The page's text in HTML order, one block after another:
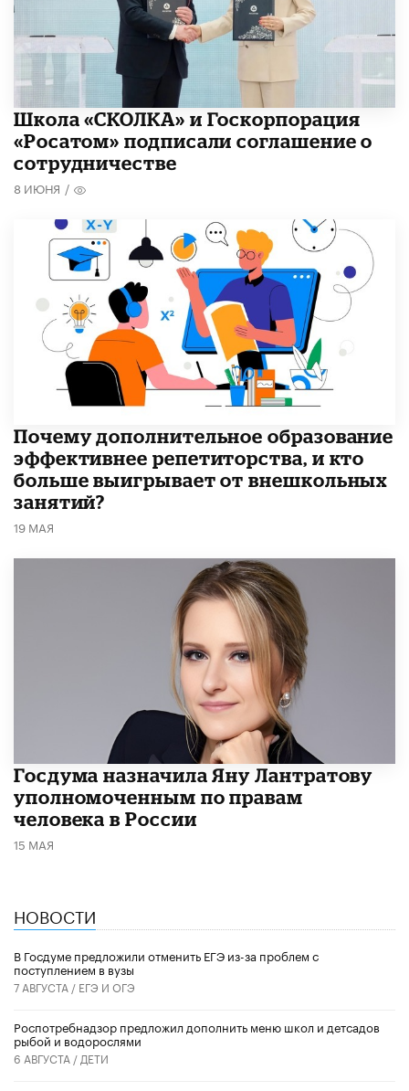
Школа «СКОЛКА» и Госкорпорация
«Росатом» подписали соглашение о
сотрудничестве
8 ИЮНЯ /
​Почему дополнительное образование
эффективнее репетиторства, и кто
больше выигрывает от внешкольных
занятий?
19 МАЯ
Госдума назначила Яну Лантратову
уполномоченным по правам
человека в России
15 МАЯ
НОВОСТИ
В Госдуме предложили отменить ЕГЭ из-за проблем с
поступлением в вузы
7 АВГУСТА / ЕГЭ И ОГЭ
Роспотребнадзор предложил дополнить меню школ и детсадов
рыбой и водорослями
6 АВГУСТА / ДЕТИ